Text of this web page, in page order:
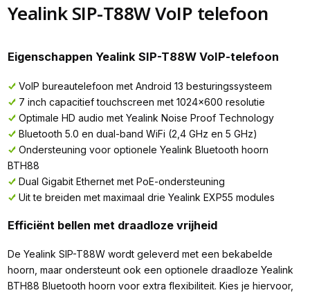
Yealink SIP-T88W VoIP telefoon
Eigenschappen Yealink SIP-T88W VoIP-telefoon
VoIP bureautelefoon met Android 13 besturingssysteem
7 inch capacitief touchscreen met 1024x600 resolutie
Optimale HD audio met Yealink Noise Proof Technology
Bluetooth 5.0 en dual-band WiFi (2,4 GHz en 5 GHz)
Ondersteuning voor optionele Yealink Bluetooth hoorn
BTH88
Dual Gigabit Ethernet met PoE-ondersteuning
Uit te breiden met maximaal drie Yealink EXP55 modules
Efficiënt bellen met draadloze vrijheid
De Yealink SIP-T88W wordt geleverd met een bekabelde
hoorn, maar ondersteunt ook een optionele draadloze Yealink
BTH88 Bluetooth hoorn voor extra flexibiliteit. Kies je hiervoor,